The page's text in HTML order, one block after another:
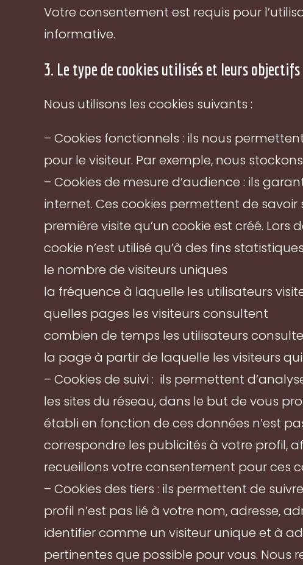
Votre consentement est requis pour
informative.
3. Le type de cookies utilisés et leurs objectifs
Nous utilisons les cookies suivants :
– Cookies fonctionnels : ils nous
pour le visiteur. Par exemple, nous
– Cookies de mesure d’audience : ils
internet. Ces cookies permettent de
première visite qu’un cookie est créé.
cookie n’est utilisé qu’à des fins
le nombre de visiteurs uniques
la fréquence à laquelle les utilisateurs
quelles pages les visiteurs consultent
combien de temps les utilisateurs
la page à partir de laquelle les visiteurs
– Cookies de suivi : ils permettent
les sites du réseau, dans le but de vous
établi en fonction de ces données n’est
correspondre les publicités à votre profil,
recueillons votre consentement pour ces
– Cookies des tiers : ils permettent de
profil n’est pas lié à votre nom, adresse,
identifier comme un visiteur unique et à
pertinentes que possible pour vous. Nous